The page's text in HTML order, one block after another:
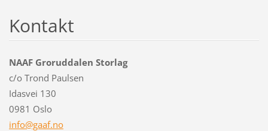
Kontakt
NAAF Groruddalen Storlag
c/o Trond Paulsen
Idasvei 130
0981 Oslo
info@gaaf.no